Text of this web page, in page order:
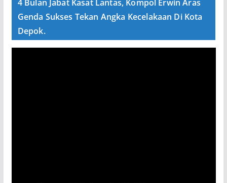
4 Bulan Jabat Kasat Lantas, Kompol Erwin Aras
Genda Sukses Tekan Angka Kecelakaan Di Kota
Depok.